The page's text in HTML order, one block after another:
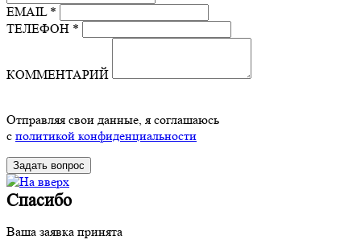
EMAIL *
ТЕЛЕФОН *
КОММЕНТАРИЙ
Отправляя свои данные, я соглашаюсь
с политикой конфиденциальности
Спасибо
Ваша заявка принята